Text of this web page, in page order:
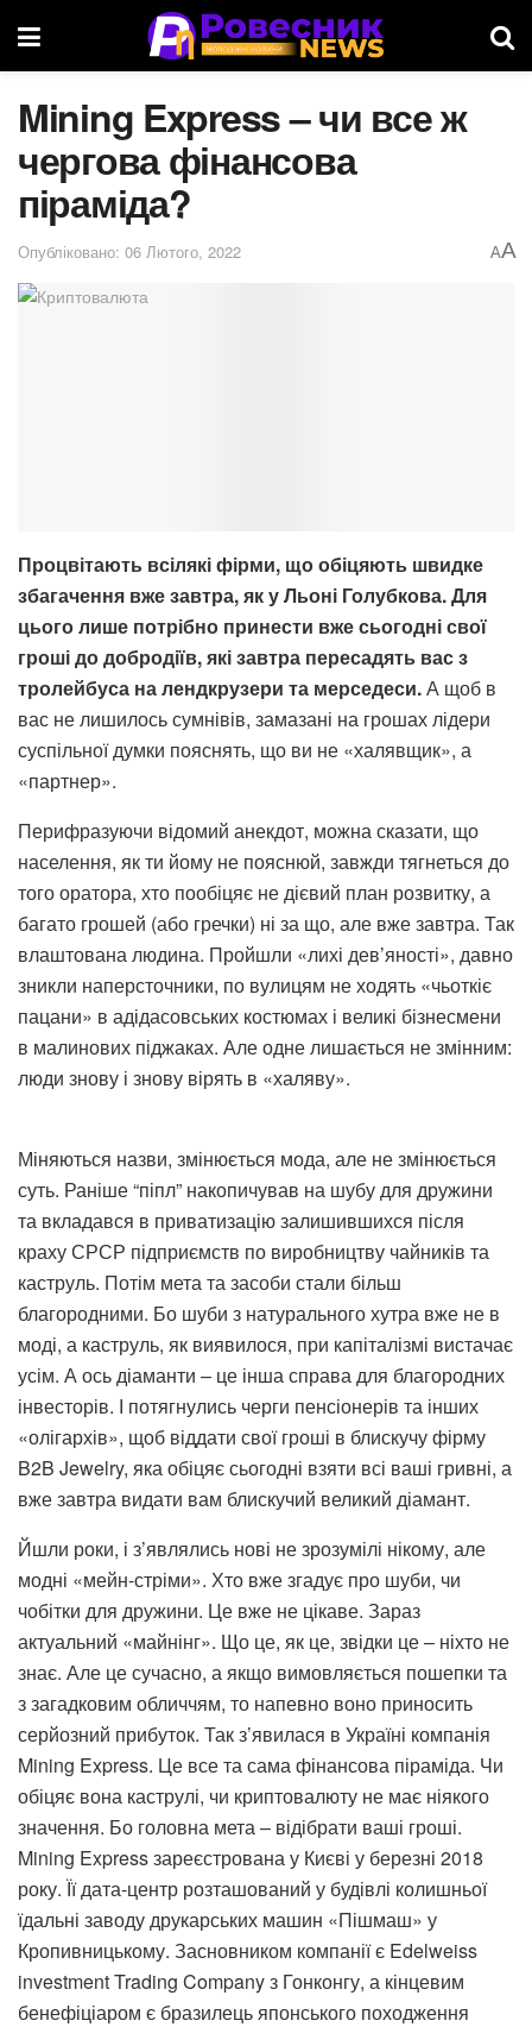
Mining Express – чи все ж
чергова фінансова
піраміда?
Опубліковано: 06 Лютого, 2022 AA
Процвітають всілякі фірми, що обіцяють швидке
збагачення вже завтра, як у Льоні Голубкова. Для
цього лише потрібно принести вже сьогодні свої
гроші до добродіїв, які завтра пересадять вас з
тролейбуса на лендкрузери та мерседеси.А щоб в
вас не лишилось сумнівів, замазані на грошах лідери
суспільної думки пояснять, що ви не «халявщик», а
«партнер».
Перифразуючи відомий анекдот, можна сказати, що
населення, як ти йому не пояснюй, завжди тягнеться до
того оратора, хто пообіцяє не дієвий план розвитку, а
багато грошей (або гречки) ні за що, але вже завтра. Так
влаштована людина. Пройшли «лихі дев’яності», давно
зникли наперсточники, по вулицям не ходять «чьоткіє
пацани» в адідасовських костюмах і великі бізнесмени
в малинових піджаках. Але одне лишається не змінним:
люди знову і знову вірять в «халяву».
Міняються назви, змінюється мода, але не змінюється
суть. Раніше “піпл” накопичував на шубу для дружини
та вкладався в приватизацію залишившихся після
краху СРСР підприємств по виробництву чайників та
каструль. Потім мета та засоби стали більш
благородними. Бо шуби з натурального хутра вже не в
моді, а каструль, як виявилося, при капіталізмі вистачає
усім. А ось діаманти – це інша справа для благородних
інвесторів. І потягнулись черги пенсіонерів та інших
«олігархів», щоб віддати свої гроші в блискучу фірму
B2B Jewelry, яка обіцяє сьогодні взяти всі ваші гривні, а
вже завтра видати вам блискучий великий діамант.
Йшли роки, і з’являлись нові не зрозумілі нікому, але
модні «мейн-стріми». Хто вже згадує про шуби, чи
чобітки для дружини. Це вже не цікаве. Зараз
актуальний «майнінг». Що це, як це, звідки це – ніхто не
знає. Але це сучасно, а якщо вимовляється пошепки та
з загадковим обличчям, то напевно воно приносить
серйозний прибуток. Так з’явилася в Україні компанія
Mining Express. Це все та сама фінансова піраміда. Чи
обіцяє вона каструлі, чи криптовалюту не має ніякого
значення. Бо головна мета – відібрати ваші гроші.
Mining Express зареєстрована у Києві у березні 2018
року. Її дата-центр розташований у будівлі колишньої
їдальні заводу друкарських машин «Пішмаш» у
Кропивницькому. Засновником компанії є Edelweiss
investment Trading Company з Гонконгу, а кінцевим
бенефіціаром є бразилець японського походження